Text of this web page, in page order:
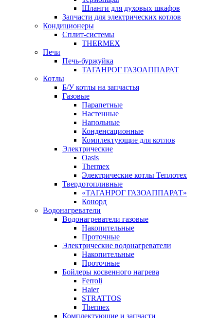
Шланги для духовых шкафов
Запчасти для электрических котлов
Кондиционеры
Сплит-системы
THERMEX
Печи
Печь-буржуйка
ТАГАНРОГ ГАЗОАППАРАТ
Котлы
Б/У котлы на запчастья
Газовые
Парапетные
Настенные
Напольные
Конденсационные
Комплектующие для котлов
Электрические
Oasis
Thermex
Электрические котлы Теплотех
Твердотопливные
«ТАГАНРОГ ГАЗОАППАРАТ»
Конорд
Водонагреватели
Водонагреватели газовые
Накопительные
Проточные
Электрические водонагреватели
Накопительные
Проточные
Бойлеры косвенного нагрева
Ferroli
Haier
STRATTOS
Thermex
Комплектующие и запчасти